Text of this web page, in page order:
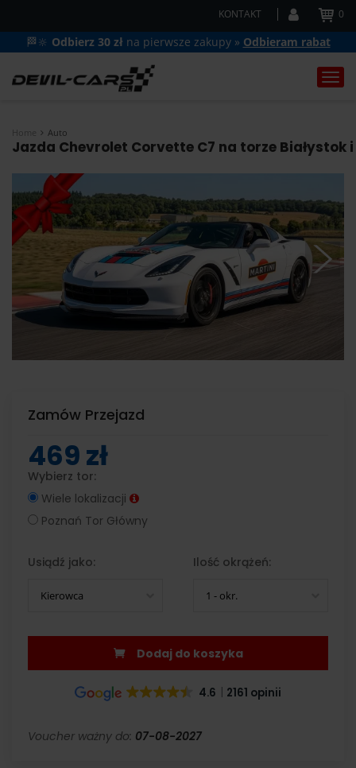
KONTAKT 0
🏁🔆 Odbierz 30 zł na pierwsze zakupy » Odbieram rabat
Home Auto
Jazda Chevrolet Corvette C7 na torze Białystok
Zamów Przejazd
469 zł
Wybierz tor:
Wiele lokalizacji
Poznań Tor Główny
Usiądź jako:
Kierowca
Ilość okrążeń:
1 - okr.
Dodaj do koszyka
4.6 2161 opinii
Voucher ważny do: 07-08-2027